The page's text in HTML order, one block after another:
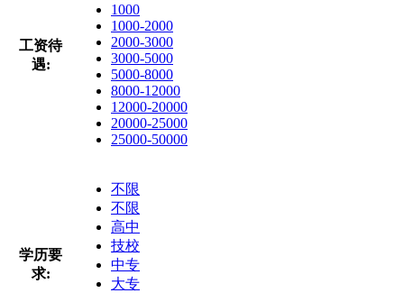
工资待
遇:
1000
1000-2000
2000-3000
3000-5000
5000-8000
8000-12000
12000-20000
20000-25000
25000-50000
学历要
求:
不限
不限
高中
技校
中专
大专